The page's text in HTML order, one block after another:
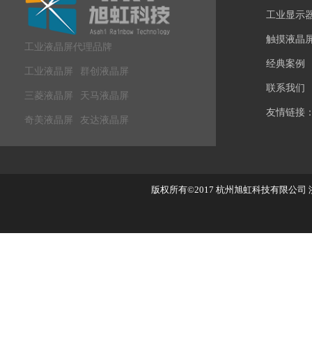
工业液晶屏代理品牌
工业液晶屏 群创液晶屏
三菱液晶屏 天马液晶屏
奇美液晶屏 友达液晶屏
工业显示
触摸液晶
经典案例
联系我们
友情链接
版权所有©2017 杭州旭虹科技有限公司